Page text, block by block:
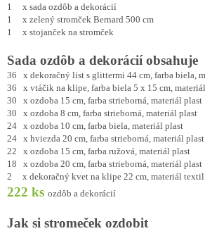
1 x sada ozdôb a dekorácií
1 x zelený stromček Bernard 500 cm
1 x stojanček na stromček
Sada ozdôb a dekorácií obsahuje
36 x dekoračný list s glittermi 44 cm, farba biela,
36 x vtáčik na klipe, farba biela 5 x 15 cm,
30 x ozdoba 15 cm, farba strieborná, materiál plast
30 x ozdoba 8 cm, farba strieborná, materiál plast
24 x ozdoba 10 cm, farba biela, materiál plast
24 x hviezda 20 cm, farba strieborná, materiál
22 x ozdoba 15 cm, farba ružová, materiál plast
18 x ozdoba 20 cm, farba strieborná, materiál plast
2 x dekoračný kvet na klipe 22 cm, materiál textil
222 ks ozdôb a dekorácií
Jak si stromeček ozdobit